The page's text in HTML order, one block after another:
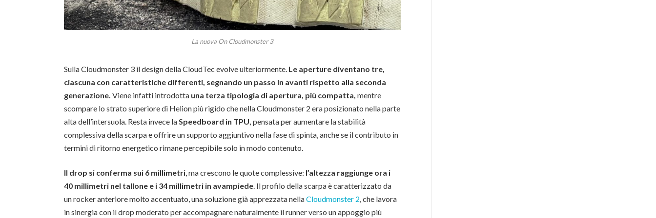
La nuova On Cloudmonster 3
Sulla Cloudmonster 3 il design della CloudTec evolve ulteriormente. Le aperture diventano tre,
ciascuna con caratteristiche differenti, segnando un passo in avanti rispetto alla seconda
generazione. Viene infatti introdotta una terza tipologia di apertura, più compatta, mentre
scompare lo strato superiore di Helion più rigido che nella Cloudmonster 2 era posizionato nella parte
alta dell’intersuola. Resta invece la Speedboard in TPU, pensata per aumentare la stabilità
complessiva della scarpa e offrire un supporto aggiuntivo nella fase di spinta, anche se il contributo in
termini di ritorno energetico rimane percepibile solo in modo contenuto.
Il drop si conferma sui 6 millimetri, ma crescono le quote complessive: l’altezza raggiunge ora i
40 millimetri nel tallone e i 34 millimetri in avampiede. Il profilo della scarpa è caratterizzato da
un rocker anteriore molto accentuato, una soluzione già apprezzata nellaCloudmonster 2, che lavora
in sinergia con il drop moderato per accompagnare naturalmente il runner verso un appoggio più